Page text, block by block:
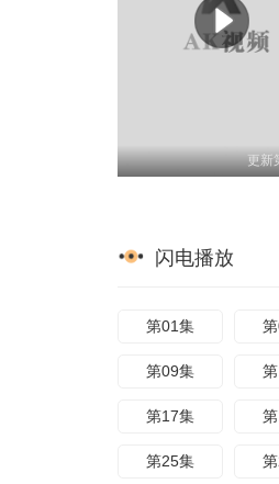
更新
闪电播放
第01集
第09集
第17集
第25集